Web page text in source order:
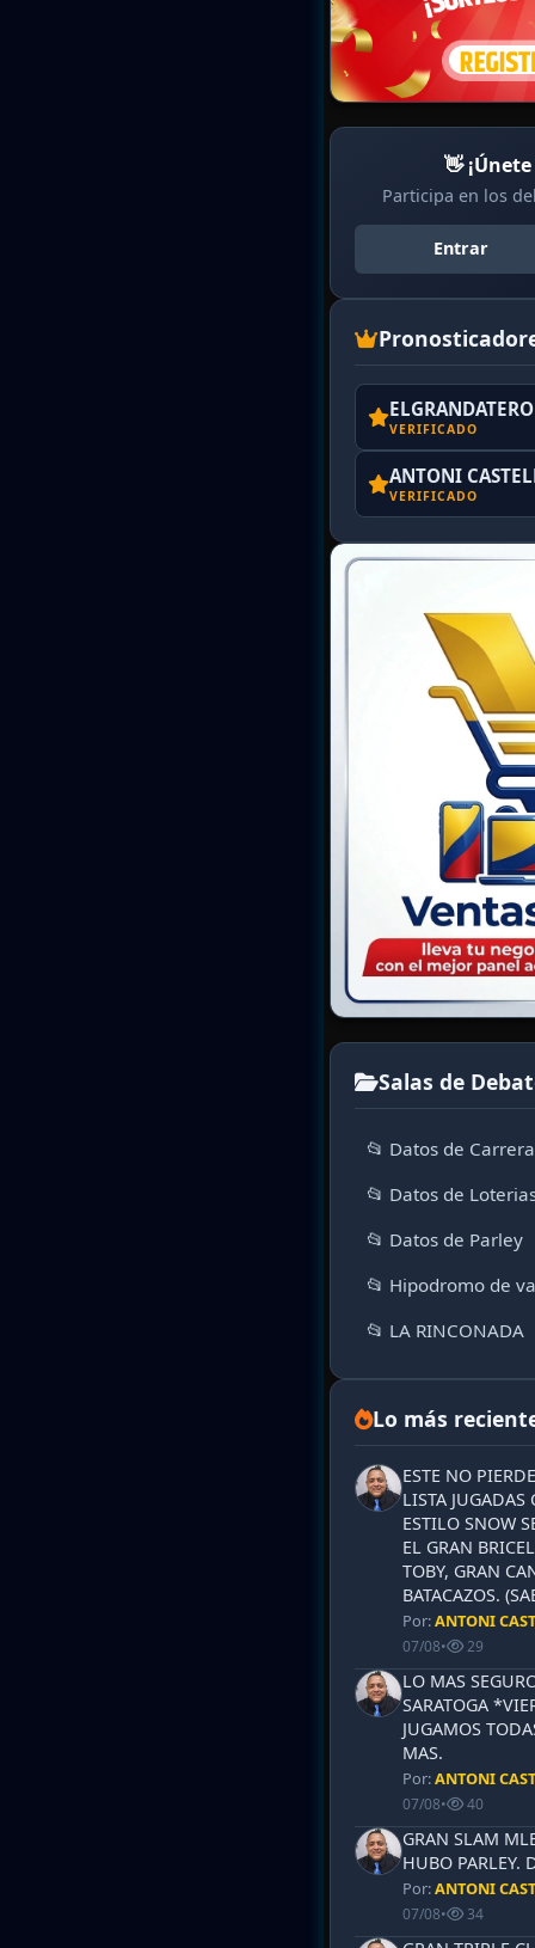
👋
Participa en los
Entrar
VERIFICADO
ANTONI
VERIFICADO
Salas de
📂 Datos de
📂 Datos de
📂 Datos de Parley
📂 Hipodromo de
📂 LA RINCONADA
Lo más
ESTE NO
LISTA JUGADAS
ESTILO SNOW
EL GRAN
TOBY, GRAN
BATACAZOS.
Por:ANTONI
07/08• 29
LO MAS
SARATOGA
JUGAMOS
MAS.
Por:ANTONI
07/08• 40
GRAN SLAM
HUBO PARLEY.
Por:ANTONI
07/08• 34